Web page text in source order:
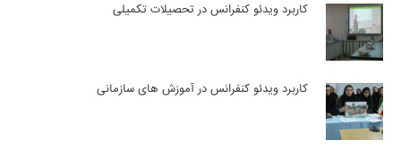
کاربرد ویدئو کنفرانس در تحصیلات تکمیلی
کاربرد ویدئو کنفرانس در آموزش های سازمانی